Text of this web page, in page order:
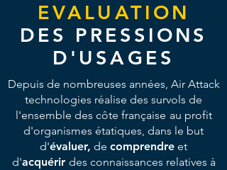
EVALUATION
DES PRESSIONS
D'USAGES
Depuis de nombreuses années, Air Attack
technologies réalise des survols de
l'ensemble des côte française au profit
d'organismes étatiques, dans le but
d'évaluer, de comprendre et
d'acquérir des connaissances relatives à